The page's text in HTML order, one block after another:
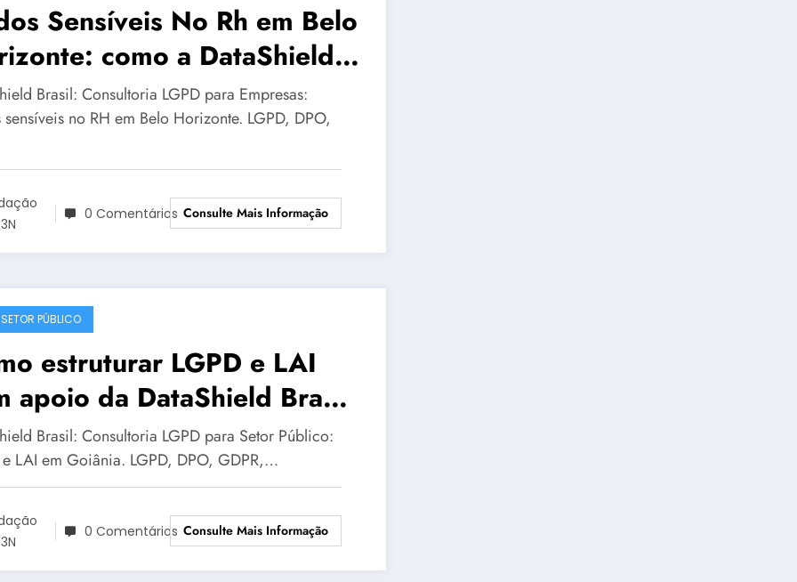
Sensíveis No Rh em Belo
como a DataShield
apoia sua organização |
DataShield 066
Brasil: Consultoria LGPD para Empresas:
no RH em Belo Horizonte. LGPD, DPO,
0 Comentários Consulte Mais Informação
PÚBLICO
estruturar LGPD e LAI
apoio da DataShield Brasil
| Série DataShield
Brasil: Consultoria LGPD para Setor Público:
e LAI em Goiânia. LGPD, DPO, GDPR,…
0 Comentários Consulte Mais Informação